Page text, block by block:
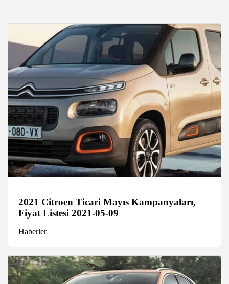
2021 Citroen Ticari Mayıs Kampanyaları,
Fiyat Listesi 2021-05-09
Haberler